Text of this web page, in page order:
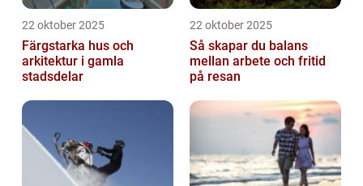
22 oktober 2025
Färgstarka hus och
arkitektur i gamla
stadsdelar
22 oktober 2025
Så skapar du balans
mellan arbete och fritid
på resan